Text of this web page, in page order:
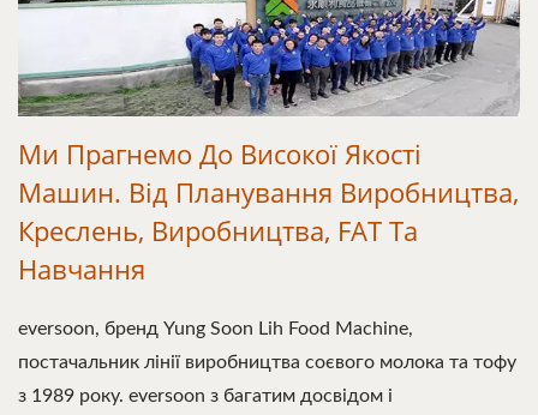
Ми Прагнемо До Високої Якості
Машин. Від Планування Виробництва,
Креслень, Виробництва, FAT Та
Навчання
eversoon, бренд Yung Soon Lih Food Machine,
постачальник лінії виробництва соєвого молока та тофу
з 1989 року. eversoon з багатим досвідом і